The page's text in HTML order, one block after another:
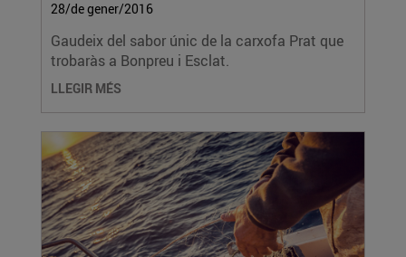
28/de gener/2016
Gaudeix del sabor únic de la carxofa Prat que
trobaràs a Bonpreu i Esclat.
LLEGIR MÉS